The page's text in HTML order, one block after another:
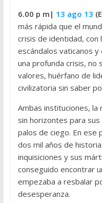
6.00 p m| 13 ago 13
más rápida que el
crisis de identidad, con
escándalos vaticanos
una profunda crisis, no
valores, huérfano de
civilizatoria sin saber
Ambas instituciones, la
sin horizontes para
palos de ciego. En ese
dos mil años de
inquisiciones y sus
conseguido encontrar
empezaba a resbalar
desesperanza.